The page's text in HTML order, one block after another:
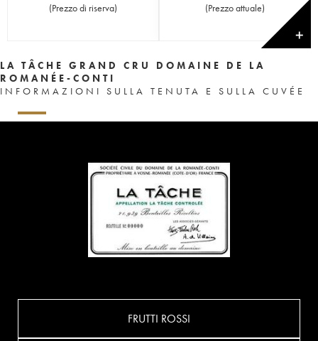
(Prezzo di riserva) (Prezzo attuale)
✕
LA TÂCHE GRAND CRU DOMAINE DE LA
ROMANÉE-CONTI
INFORMAZIONI SULLA TENUTA E SULLA CUVÉE
FRUTTI ROSSI